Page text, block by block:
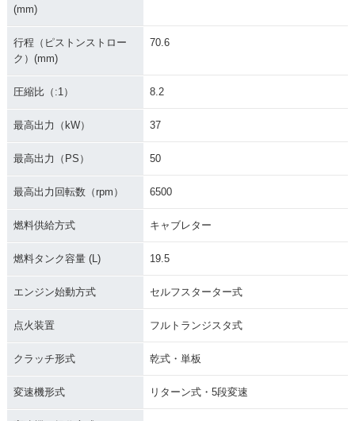
(mm)
行程（ピストンストロー
ク）(mm)
70.6
圧縮比（:1） 8.2
最高出力（kW） 37
最高出力（PS） 50
最高出力回転数（rpm） 6500
燃料供給方式 キャブレター
燃料タンク容量 (L) 19.5
エンジン始動方式 セルフスターター式
点火装置 フルトランジスタ式
クラッチ形式 乾式・単板
変速機形式 リターン式・5段変速